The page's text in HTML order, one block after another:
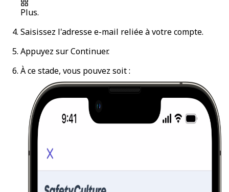
Plus.
Saisissez l'adresse e-mail reliée à votre compte.
Appuyez surContinuer.
À ce stade, vous pouvez soit :